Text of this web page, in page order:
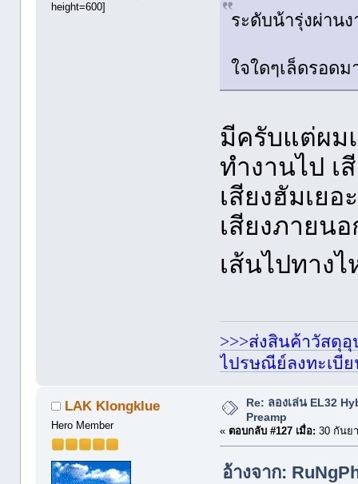
height=600]
ระดับน้ารุ่งผ่าน
ใจใดๆเล็ดรอด
มีครับแต่ผม
ทำงานไป เ
เสียงฮัมเย
เสียงภายน
เส้นไปทาง
>>>ส่งสินค้าวัสดุ
ไปรษณีย์ลงทะเบีย
LAK Klongklue
Hero Member
Re: ลองเล่น EL32
Preamp
« ตอบกลับ #127 เมื่อ: 30 กันย
อ้างจาก: